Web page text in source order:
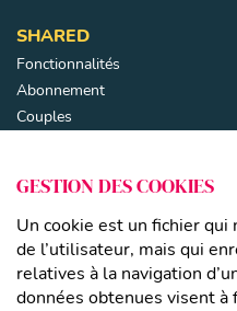
SHARED
Fonctionnalités
Abonnement
Couples
LIENS
Mentions légales
CGU
Politique de confidentialité
Fermer
GESTION DES COOKIES
Un cookie est un fichier qui
de l’utilisateur, mais qui
relatives à la navigation
données obtenues visent